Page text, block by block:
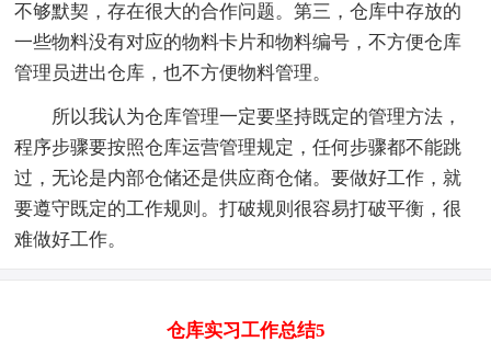
不够默契，存在很大的合作问题。第三，仓库中存放的
一些物料没有对应的物料卡片和物料编号，不方便仓库
管理员进出仓库，也不方便物料管理。
所以我认为仓库管理一定要坚持既定的管理方法，
程序步骤要按照仓库运营管理规定，任何步骤都不能跳
过，无论是内部仓储还是供应商仓储。要做好工作，就
要遵守既定的工作规则。打破规则很容易打破平衡，很
难做好工作。
仓库实习工作总结5